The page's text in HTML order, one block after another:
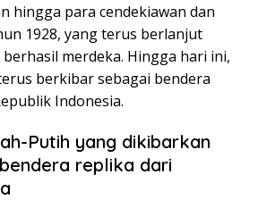
hingga para cendekiawan dan
1928, yang terus berlanjut
merdeka. Hingga hari ini,
berkibar sebagai bendera
Indonesia.
Putih yang dikibarkan
replika dari